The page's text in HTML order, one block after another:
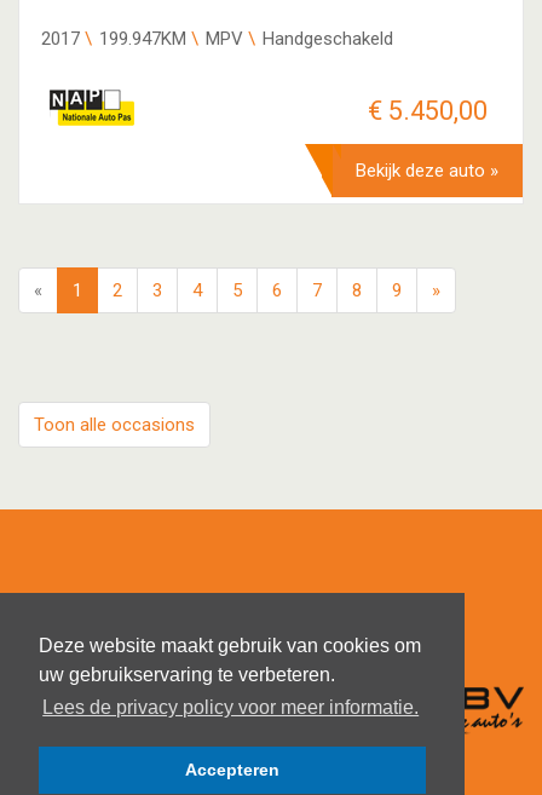
Deze website maakt gebruik van cookies om
uw gebruikservaring te verbeteren.
Lees de privacy policy voor meer informatie.
Accepteren
2017 199.947KM MPV Handgeschakeld
€ 5.450,00
Bekijk deze auto »
« 1 2 3 4 5 6 7 8 9 »
Toon alle occasions